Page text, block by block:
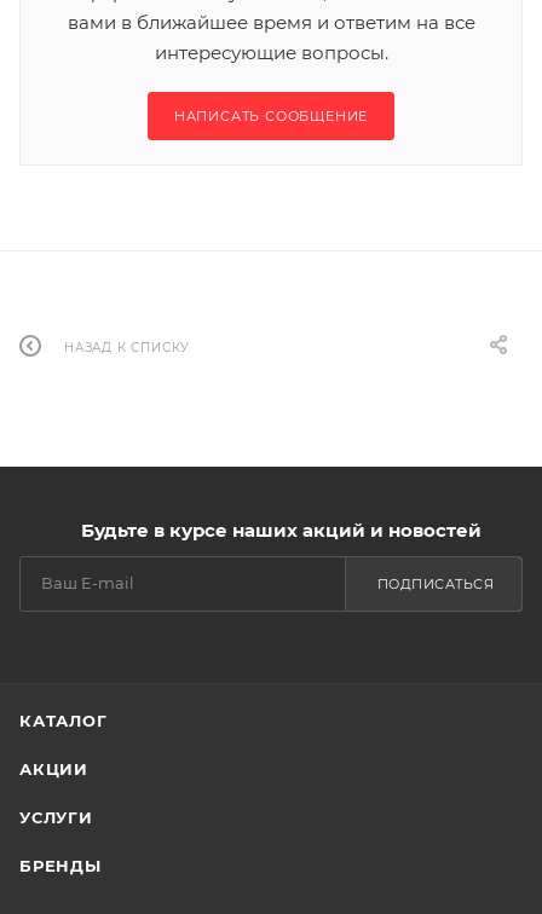
вами в ближайшее время и ответим на все
интересующие вопросы.
НАПИСАТЬ СООБЩЕНИЕ
НАЗАД К СПИСКУ
Будьте в курсе наших акций и новостей
ПОДПИСАТЬСЯ
КАТАЛОГ
АКЦИИ
УСЛУГИ
БРЕНДЫ